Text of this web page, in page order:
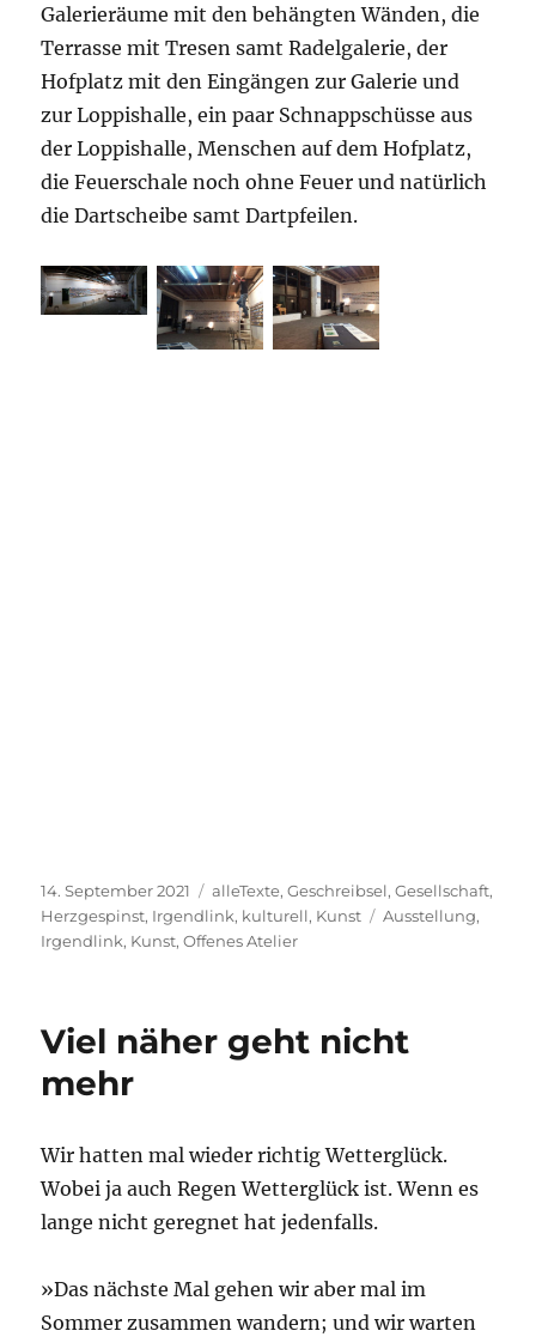
Galerieräume mit den behängten Wänden, die
Terrasse mit Tresen samt Radelgalerie, der
Hofplatz mit den Eingängen zur Galerie und
zur Loppishalle, ein paar Schnappschüsse aus
der Loppishalle, Menschen auf dem Hofplatz,
die Feuerschale noch ohne Feuer und natürlich
die Dartscheibe samt Dartpfeilen.
Veröffentlicht
am
14. September 2021 Kategorien
alleTexte,Geschreibsel,Gesellschaft,
Herzgespinst, Irgendlink, kulturell, Kunst Schlagwörter
Ausstellung,
Irgendlink, Kunst,Offenes Atelier
Viel näher geht nicht
mehr
Wir hatten mal wieder richtig Wetterglück.
Wobei ja auch Regen Wetterglück ist. Wenn es
lange nicht geregnet hat jedenfalls.
»Das nächste Mal gehen wir aber mal im
Sommer zusammen wandern; und wir warten